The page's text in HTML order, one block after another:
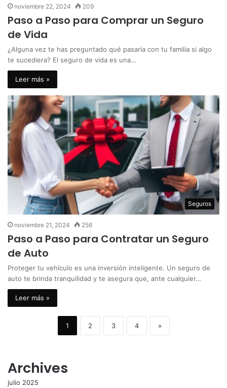
noviembre 22, 2024 209
Paso a Paso para Comprar un Seguro
de Vida
¿Alguna vez te has preguntado qué pasaría con tu familia si algo
te sucediera? El seguro de vida es una…
Leer más »
Seguros
noviembre 21, 2024 256
Paso a Paso para Contratar un Seguro
de Auto
Proteger tu vehículo es una inversión inteligente. Un seguro de
auto te brinda tranquilidad y te asegura que, ante cualquier…
Leer más »
1 2 3 4 »
Archives
julio 2025